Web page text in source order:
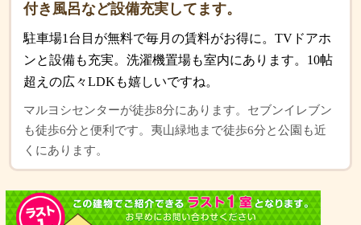
付き風呂など設備充実してます。
駐車場1台目が無料で毎月の賃料がお得に。TVドアホ
ンと設備も充実。洗濯機置場も室内にあります。10帖
超えの広々LDKも嬉しいですね。
マルヨシセンターが徒歩8分にあります。セブンイレブン
も徒歩6分と便利です。夷山緑地まで徒歩6分と公園も近
くにあります。